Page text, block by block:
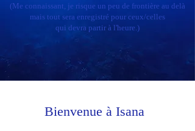
(Me connaissant, je risque un peu de frontière au delà
mais tout sera enregistré pour ceux/celles
qui devra partir à l'heure.)
Bienvenue à Isana